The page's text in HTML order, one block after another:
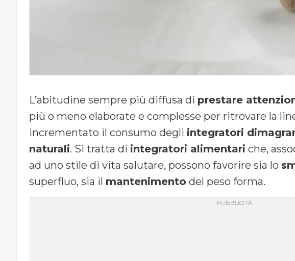
L’abitudine sempre più diffusa di prestare
più o meno elaborate e complesse per ritrovare la
incrementato il consumo degli integratori
naturali. Si tratta di integratori alimentari che,
ad uno stile di vita salutare, possono favorire sia lo
superfluo, sia il mantenimento del peso forma.